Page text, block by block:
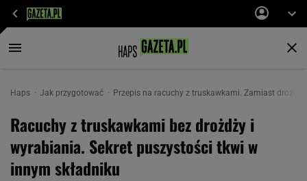
Haps Jak przygotować Przepis na racuchy z truskawkami. Zamiast
Racuchy z truskawkami bez drożdży i
wyrabiania. Sekret puszystości tkwi w
innym składniku